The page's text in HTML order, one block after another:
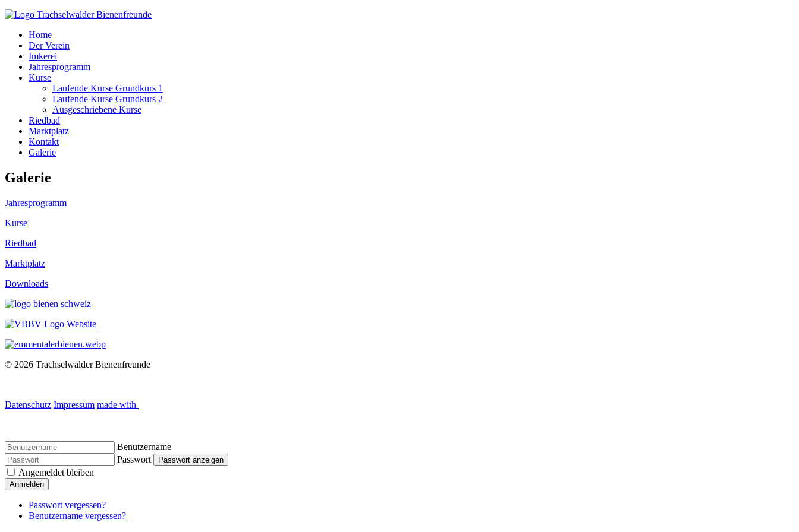
Home
Der Verein
Imkerei
Jahresprogramm
Kurse
Laufende Kurse Grundkurs 1
Laufende Kurse Grundkurs 2
Ausgeschriebene Kurse
Riedbad
Marktplatz
Kontakt
Galerie
Galerie
Jahresprogramm
Kurse
Riedbad
Marktplatz
Downloads
© 2026 Trachselwalder Bienenfreunde
Datenschutz Impressum made with
Benutzername
Passwort
Passwort anzeigen
Angemeldet bleiben
Anmelden
Passwort vergessen?
Benutzername vergessen?